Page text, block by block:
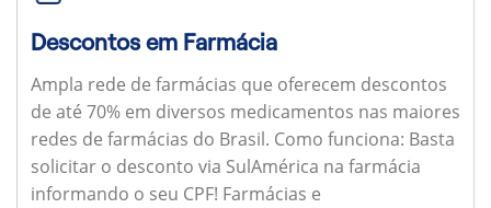
Descontos em Farmácia
Ampla rede de farmácias que oferecem descontos
de até 70% em diversos medicamentos nas maiores
redes de farmácias do Brasil. Como funciona: Basta
solicitar o desconto via SulAmérica na farmácia
informando o seu CPF! Farmácias e